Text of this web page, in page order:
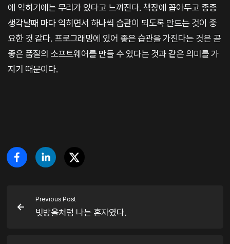
에 익히기에는 무리가 있다고 느껴진다. 책장에 꼽아두고 종종
생각날때 마다 익히면서 하나씩 습관이 되도록 만드는 것이 중
요한 것 같다. 프로그래밍에 있어 좋은 습관을 가진다는 것은 곧
좋은 품질의 소프트웨어를 만들 수 있다는 것과 같은 의미를 가
지기 때문이다.
Previous Post
빗방울처럼 나는 혼자였다.